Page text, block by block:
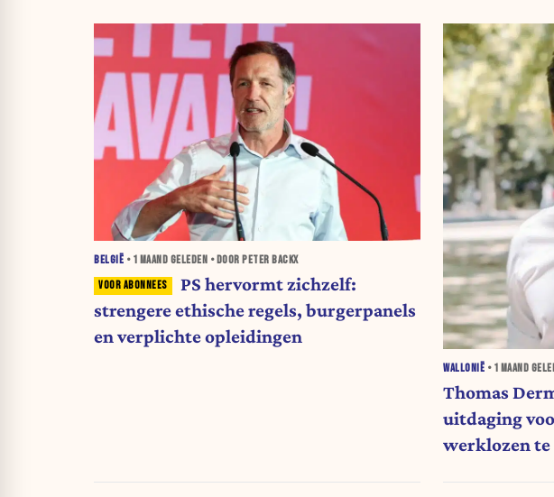
BELGIË • 1 MAAND GELEDEN • DOOR PETER BACKX
PS hervormt zichzelf:
strengere ethische regels, burgerpanels
en verplichte opleidingen
WALLONIË • 1 MAAND
Thomas
uitdaging
werklozen